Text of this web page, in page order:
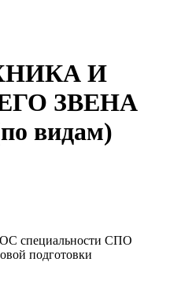
И
ЗВЕНА
видам)
специальности СПО
подготовки